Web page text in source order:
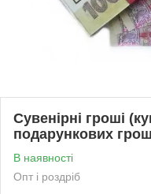
Сувенірні гроші
подарункових
В наявності
Опт і роздріб